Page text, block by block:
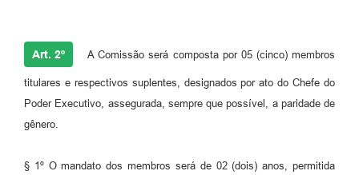
Art. 2º A Comissão será composta por 05 (cinco) membros
titulares e respectivos suplentes, designados por ato do Chefe do
Poder Executivo, assegurada, sempre que possível, a paridade de
gênero.
§ 1º O mandato dos membros será de 02 (dois) anos, permitida